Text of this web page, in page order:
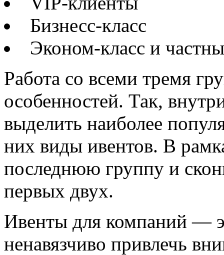
Бизнесс-класс
Эконом-класс и
Работа со всеми тремя
особенностей. Так,
выделить наиболее
них виды ивентов. В
последнюю группу и
первых двух.
Ивенты для компаний —
ненавязчиво привлечь